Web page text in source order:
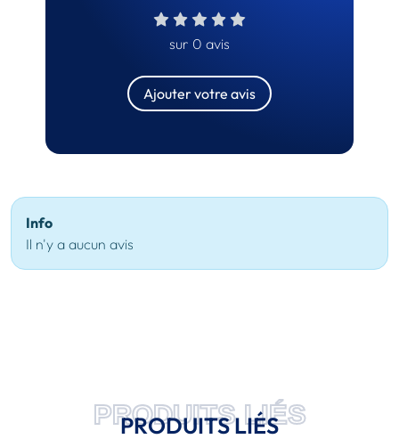
sur 0 avis
Ajouter votre avis
Info
Il n'y a aucun avis
PRODUITS LIÉS
PRODUITS LIÉS